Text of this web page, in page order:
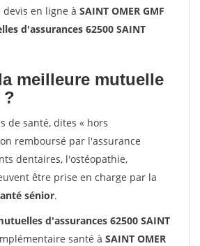
devis en ligne à SAINT OMER GMF
d'assurances 62500 SAINT
meilleure mutuelle
?
de santé, dites « hors
remboursé par l'assurance
dentaires, l'ostéopathie,
être prise en charge par la
sénior.
d'assurances 62500 SAINT
santé à SAINT OMER